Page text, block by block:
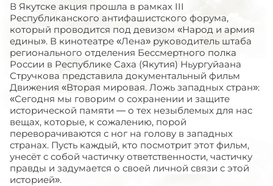
В Якутске акция прошла в рамках III
Республиканского антифашистского форума,
который проводится под девизом «Народ и армия
едины». В кинотеатре «Лена» руководитель штаба
регионального отделения Бессмертного полка
России в Республике Саха (Якутия) Ньургуйаана
Стручкова представила документальный фильм
Движения «Вторая мировая. Ложь западных стран»:
«Сегодня мы говорим о сохранении и защите
исторической памяти — о тех незыблемых для нас
вещах, которые, к сожалению, порой
переворачиваются с ног на голову в западных
странах. Пусть каждый, кто посмотрит этот фильм,
унесёт с собой частичку ответственности, частичку
правды и задумается о своей личной связи с этой
историей».